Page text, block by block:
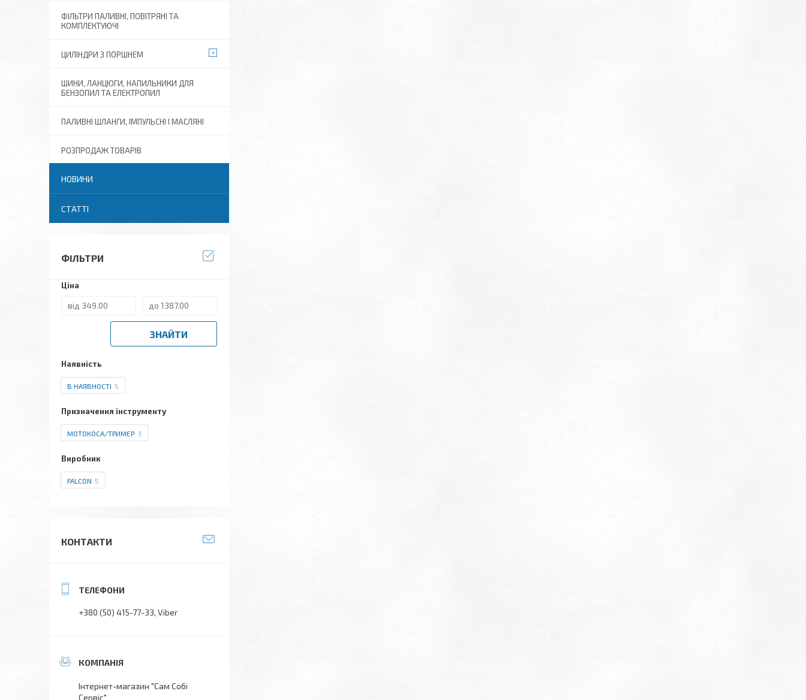
ФІЛЬТРИ ПАЛИВНІ, ПОВІТРЯНІ ТА
КОМПЛЕКТУЮЧІ
ЦИЛІНДРИ З ПОРШНЕМ
ШИНИ, ЛАНЦЮГИ, НАПИЛЬНИКИ ДЛЯ
БЕНЗОПИЛ ТА ЕЛЕКТРОПИЛ
ПАЛИВНІ ШЛАНГИ, ІМПУЛЬСНІ І МАСЛЯНІ
РОЗПРОДАЖ ТОВАРІВ
НОВИНИ
СТАТТІ
ФІЛЬТРИ
Ціна
ЗНАЙТИ
Наявність
В НАЯВНОСТІ 5
Призначення інструменту
МОТОКОСА/ТРИМЕР 3
Виробник
FALCON 5
КОНТАКТИ
+380 (50) 415-77-33 Viber
Інтернет-магазин "Сам Собі
Сервіс"